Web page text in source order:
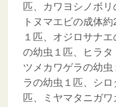
匹、カワヨシノボ
トヌマエビの成体
１匹、オジロサナ
の幼虫１匹、ヒラ
ツメカワゲラの幼
ラの幼虫１匹、シ
匹、ミヤマタニガ